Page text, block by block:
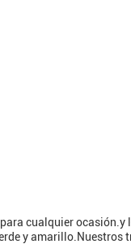
cualquier
y amarillo.Nuestros